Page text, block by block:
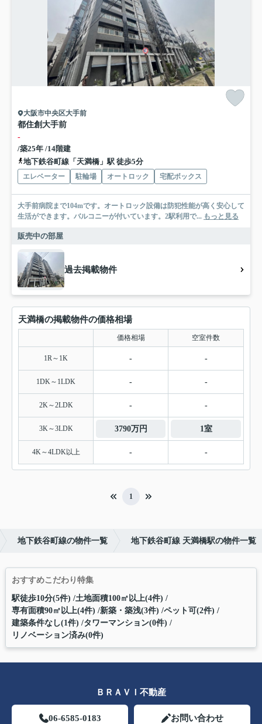
大阪市中央区大手前
都住創大手前
-
/築25年 /14階建
地下鉄谷町線「天満橋」駅 徒歩5分
エレベーター 駐輪場 オートロック 宅配ボックス
大手前病院まで104mです。オートロック設備は防犯性能が高く安心して
生活ができます。バルコニーが付いています。2駅利用で... もっと見る
販売中の部屋
過去掲載物件
天満橋の掲載物件の価格相場
価格相場 空室件数
1R～1K - -
1DK～1LDK - -
2K～2LDK - -
3K～3LDK 3790万円 1室
4K～4LDK以上 - -
1
地下鉄谷町線の物件一覧 地下鉄谷町線 天満橋駅の物件一覧
おすすめこだわり特集
駅徒歩10分(5件) 土地面積100㎡以上(4件)
専有面積90㎡以上(4件) 新築・築浅(3件) ペット可(2件)
建築条件なし(1件) タワーマンション(0件)
リノベーション済み(0件)
ＢＲＡＶＩ不動産
06-6585-0183 お問い合わせ